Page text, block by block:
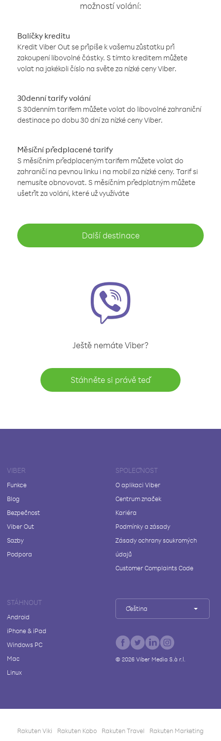
možností volání:
Balíčky kreditu
Kredit Viber Out se připíše k vašemu zůstatku při
zakoupení libovolné částky. S tímto kreditem můžete
volat na jakékoli číslo na světe za nízké ceny Viber.
30denní tarify volání
S 30denním tarifem můžete volat do libovolné zahraniční
destinace po dobu 30 dní za nízké ceny Viber.
Měsíční předplacené tarify
S měsíčním předplaceným tarifem můžete volat do
zahraničí na pevnou linku i na mobil za nízké ceny. Tarif si
nemusíte obnovovat. S měsíčním předplatným můžete
ušetřit za volání, které už využíváte
Další destinace
Ještě nemáte Viber?
Stáhněte si právě teď
VIBER
Funkce
Blog
Bezpečnost
Viber Out
Sazby
Podpora
SPOLEČNOST
O aplikaci Viber
Centrum značek
Kariéra
Podmínky a zásady
Zásady ochrany soukromých
údajů
Customer Complaints Code
STÁHNOUT
Android
iPhone & iPad
Windows PC
Mac
Linux
Čeština
© 2026Viber Media S.à r.l.
Rakuten Viki Rakuten Kobo Rakuten Travel Rakuten Marketing